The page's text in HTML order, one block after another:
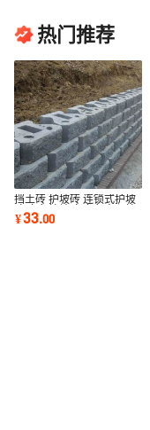
热门推荐
挡土砖 护坡砖 连锁式护坡
砖 六角护坡砖 六角实心护
坡砖
¥33.00